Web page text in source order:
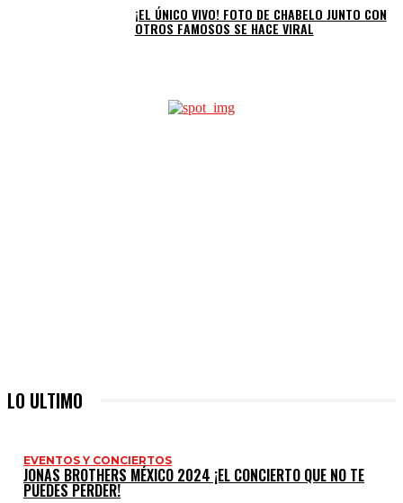
¡EL ÚNICO VIVO! FOTO DE CHABELO JUNTO CON
OTROS FAMOSOS SE HACE VIRAL
LO ULTIMO
EVENTOS Y CONCIERTOS
JONAS BROTHERS MÉXICO 2024 ¡EL CONCIERTO QUE NO TE
PUEDES PERDER!